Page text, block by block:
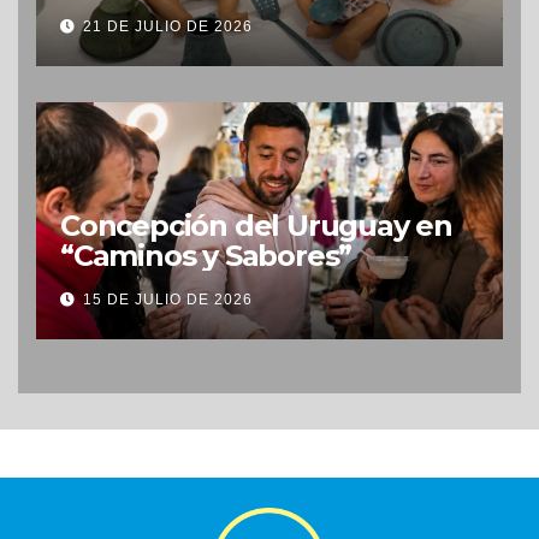
Uruguay
21 DE JULIO DE 2026
Concepción del Uruguay en
“Caminos y Sabores”
15 DE JULIO DE 2026